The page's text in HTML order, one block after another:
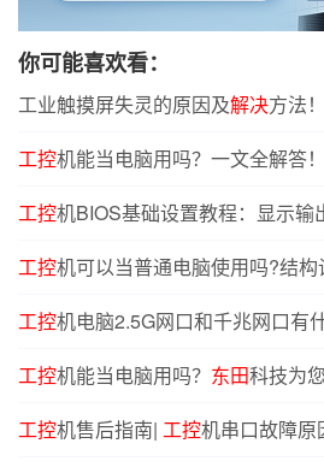
你可能喜欢看：
工业触摸屏失灵的原因及解决方法！
工控机能当电脑用吗？一文全解答！
工控机BIOS基础设置教程：显示输
工控机可以当普通电脑使用吗?结
工控机电脑2.5G网口和千兆网口有
工控机能当电脑用吗？ 东田科技为
工控机售后指南| 工控机串口故障原